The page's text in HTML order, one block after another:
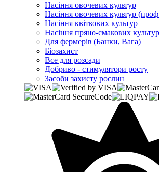
Насіння овочевих культур
Насіння овочевих культур
Насіння квіткових культур
Насіння пряно-смакових культур
Для фермерів (Банки, Вага)
Біозахист
Все для розсади
Добриво - стимулятори росту
Засоби захисту рослин